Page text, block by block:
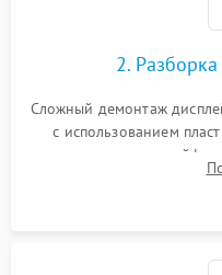
Повреждение
Механические
Поломка батареи (если
Неисправность тачпада
2.
Сложный демонтаж
с использованием
отключение
массивной системы